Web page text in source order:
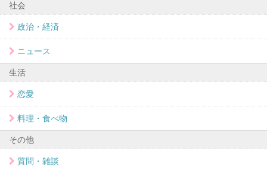
社会
政治・経済
ニュース
生活
恋愛
料理・食べ物
その他
質問・雑談